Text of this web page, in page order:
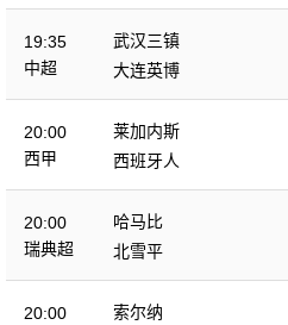
19:35
中超
武汉三镇
大连英博
20:00
西甲
莱加内斯
西班牙人
20:00
瑞典超
哈马比
北雪平
20:00
索尔纳